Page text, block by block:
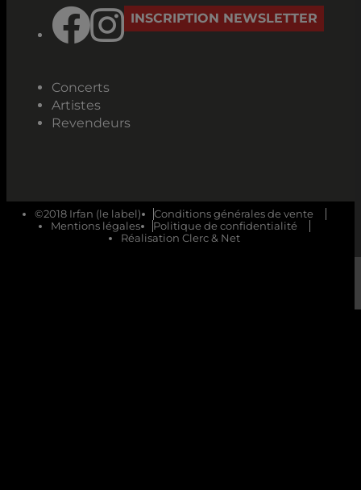
INSCRIPTION NEWSLETTER
Concerts
Artistes
Revendeurs
©2018 Irfan (le label)
Conditions générales de vente
Mentions légales
Politique de confidentialité
Réalisation Clerc & Net